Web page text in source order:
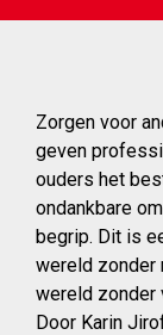
Zorgen voor
geven
ouders het
ondankbare
begrip. Dit is
wereld zonder
wereld zonder
Door Karin